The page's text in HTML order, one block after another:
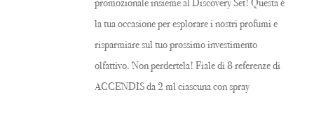
la tua occasione per esplorare i nostri profumi e
risparmiare sul tuo prossimo investimento
olfattivo. Non perdertela! Fiale di 8 referenze di
ACCENDIS da 2 ml ciascuna con spray